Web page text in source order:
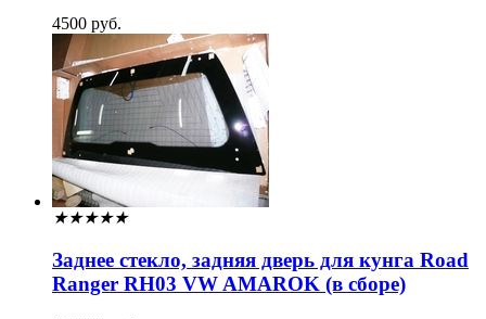
4500 руб.
★★★★★
Заднее стекло, задняя дверь для кунга Road
Ranger RH03 VW AMAROK (в сборе)